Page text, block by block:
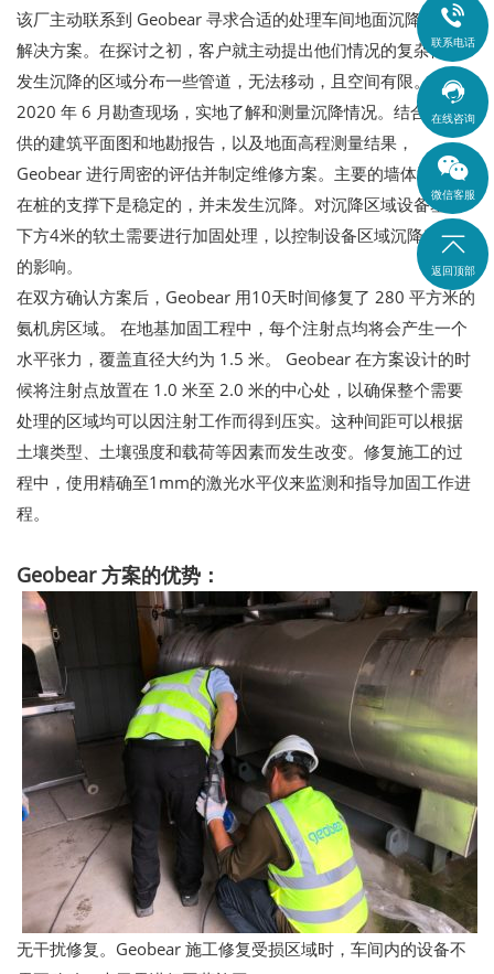
该厂主动联系到 Geobear 寻求合适的处理车间地面沉降问题的
解决方案。在探讨之初，客户就主动提出他们情况的复杂性。
发生沉降的区域分布一些管道，无法移动，且空间有限。
2020 年 6 月勘查现场，实地了解和测量沉降情况。结合客户提
供的建筑平面图和地勘报告，以及地面高程测量结果，
Geobear 进行周密的评估并制定维修方案。主要的墙体和结构
在桩的支撑下是稳定的，并未发生沉降。对沉降区域设备基础
下方4米的软土需要进行加固处理，以控制设备区域沉降对生产
的影响。
在双方确认方案后，Geobear 用10天时间修复了 280 平方米的
氨机房区域。 在地基加固工程中，每个注射点均将会产生一个
水平张力，覆盖直径大约为 1.5 米。 Geobear 在方案设计的时
候将注射点放置在 1.0 米至 2.0 米的中心处，以确保整个需要
处理的区域均可以因注射工作而得到压实。这种间距可以根据
土壤类型、土壤强度和载荷等因素而发生改变。修复施工的过
程中，使用精确至1mm的激光水平仪来监测和指导加固工作进
程。
Geobear 方案的优势：
无干扰修复。Geobear 施工修复受损区域时，车间内的设备不

联系电话

在线咨询
微信客服

返回顶部